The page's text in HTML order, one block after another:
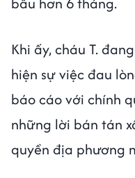
Khi ấy, cháu T.
hiện sự việc đau
báo cáo với chính
những lời bán tán
quyền địa phương